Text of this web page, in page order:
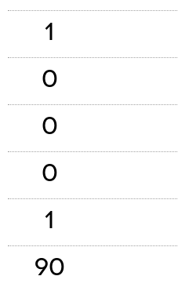
1
0
0
0
1
90